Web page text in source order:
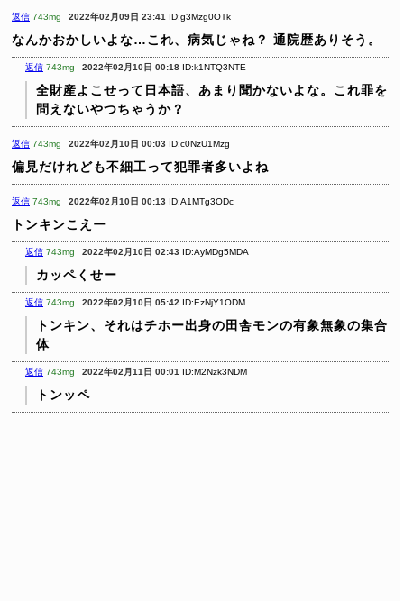
返信 743mg 2022年02月09日 23:41 ID:g3Mzg0OTk
なんかおかしいよな…これ、病気じゃね？ 通院歴ありそう。
返信 743mg 2022年02月10日 00:18 ID:k1NTQ3NTE
全財産よこせって日本語、あまり聞かないよな。これ罪を
問えないやつちゃうか？
返信 743mg 2022年02月10日 00:03 ID:c0NzU1Mzg
偏見だけれども不細工って犯罪者多いよね
返信 743mg 2022年02月10日 00:13 ID:A1MTg3ODc
トンキンこえー
返信 743mg 2022年02月10日 02:43 ID:AyMDg5MDA
カッペくせー
返信 743mg 2022年02月10日 05:42 ID:EzNjY1ODM
トンキン、それはチホー出身の田舎モンの有象無象の集合
体
返信 743mg 2022年02月11日 00:01 ID:M2Nzk3NDM
トンッペ